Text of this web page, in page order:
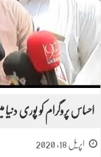
احساس پروگرام کو پوری
اپریل 18, 2020